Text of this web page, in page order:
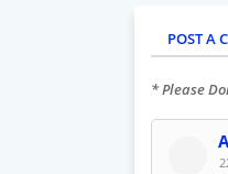
POST A
* Please